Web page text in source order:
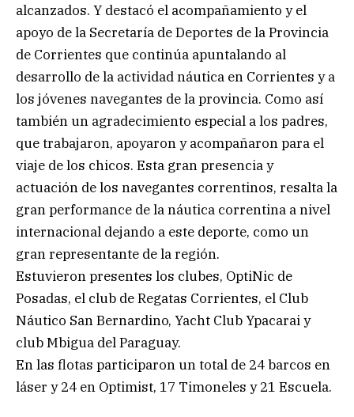
alcanzados. Y destacó el acompañamiento y el
apoyo de la Secretaría de Deportes de la Provincia
de Corrientes que continúa apuntalando al
desarrollo de la actividad náutica en Corrientes y a
los jóvenes navegantes de la provincia. Como así
también un agradecimiento especial a los padres,
que trabajaron, apoyaron y acompañaron para el
viaje de los chicos. Esta gran presencia y
actuación de los navegantes correntinos, resalta la
gran performance de la náutica correntina a nivel
internacional dejando a este deporte, como un
gran representante de la región.
Estuvieron presentes los clubes, OptiNic de
Posadas, el club de Regatas Corrientes, el Club
Náutico San Bernardino, Yacht Club Ypacarai y
club Mbigua del Paraguay.
En las flotas participaron un total de 24 barcos en
láser y 24 en Optimist, 17 Timoneles y 21 Escuela.